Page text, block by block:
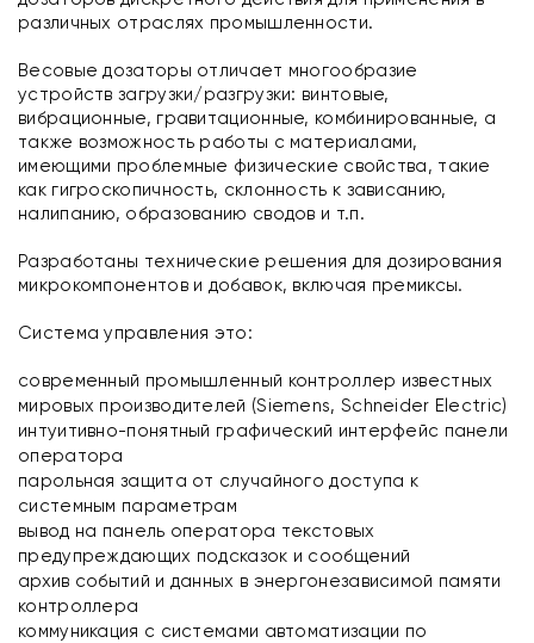
различных отраслях промышленности.
Весовые дозаторы отличает многообразие
устройств загрузки/разгрузки: винтовые,
вибрационные, гравитационные, комбинированные, а
также возможность работы с материалами,
имеющими проблемные физические свойства, такие
как гигроскопичность, склонность к зависанию,
налипанию, образованию сводов и т.п.
Разработаны технические решения для дозирования
микрокомпонентов и добавок, включая премиксы.
Система управления это:
современный промышленный контроллер известных
мировых производителей (Siemens, Schneider Electric)
интуитивно-понятный графический интерфейс панели
оператора
парольная защита от случайного доступа к
системным параметрам
вывод на панель оператора текстовых
предупреждающих подсказок и сообщений
архив событий и данных в энергонезависимой памяти
контроллера
коммуникация с системами автоматизации по